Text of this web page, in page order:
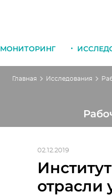
МОНИТОРИНГ
Главная Исследования
02.12.2019
отрасли